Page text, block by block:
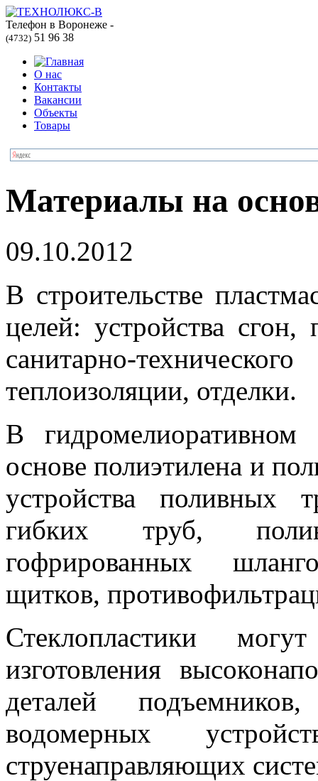
Телефон в Воронеже -
(4732) 51 96 38
О нас
Контакты
Вакансии
Объекты
Товары
Материалы на
09.10.2012
В строительстве
целей: устройства сгон,
санитарно-
теплоизоляции, отделки.
В гидромелиоративном
основе полиэтилена и
устройства поливных
гибких труб,
гофрированных
щитков,
Стеклопластики
изготовления
деталей
водомерных
струенаправляющих